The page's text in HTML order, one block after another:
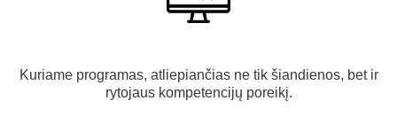
Kuriame programas, atliepiančias ne tik šiandienos, bet ir
rytojaus kompetencijų poreikį.